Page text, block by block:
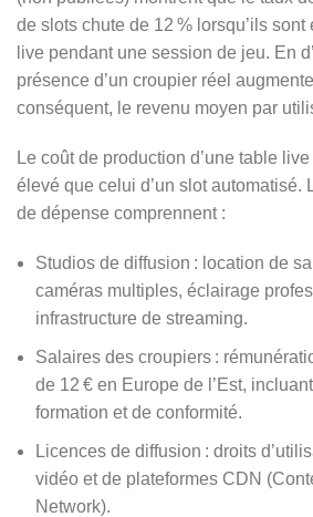
de slots chute de 12 % lorsqu’ils
live pendant une session de jeu. En
présence d’un croupier réel
conséquent, le revenu moyen par
Le coût de production d’une table
élevé que celui d’un slot automatisé.
de dépense comprennent :
Studios de diffusion : location de
caméras multiples, éclairage
infrastructure de streaming.
Salaires des croupiers :
de 12 € en Europe de l’Est,
formation et de conformité.
Licences de diffusion : droits
vidéo et de plateformes CDN
Network).